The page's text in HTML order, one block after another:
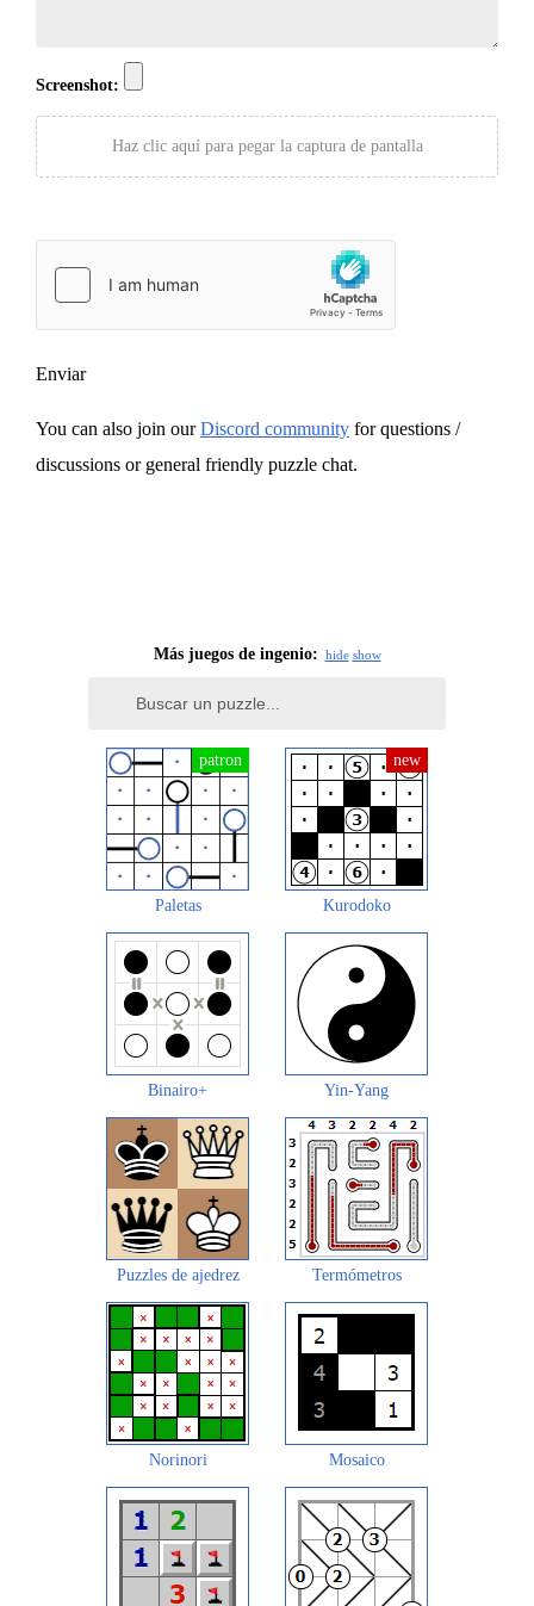
Screenshot:
Haz clic aquí para pegar la captura de pantalla
Enviar
You can also join ourDiscord community for questions /
discussions or general friendly puzzle chat.
Más juegos de ingenio: hide show
Paletas Kurodoko
Binairo+ Yin-Yang
Puzzles de ajedrez Termómetros
Norinori Mosaico